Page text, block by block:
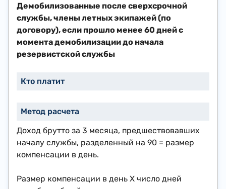
​Демобилизовaнные после сверхсрочной
службы, члены летных экипажей (по
договору), если прошло менее 60 дней c
момента демобилизации до начала
резервистской службы
Доход брутто за 3 месяца, предшествовавших
началу службы, разделенный на 90 = размер
компенсации в день.
Размер компенсации в день Х число дней